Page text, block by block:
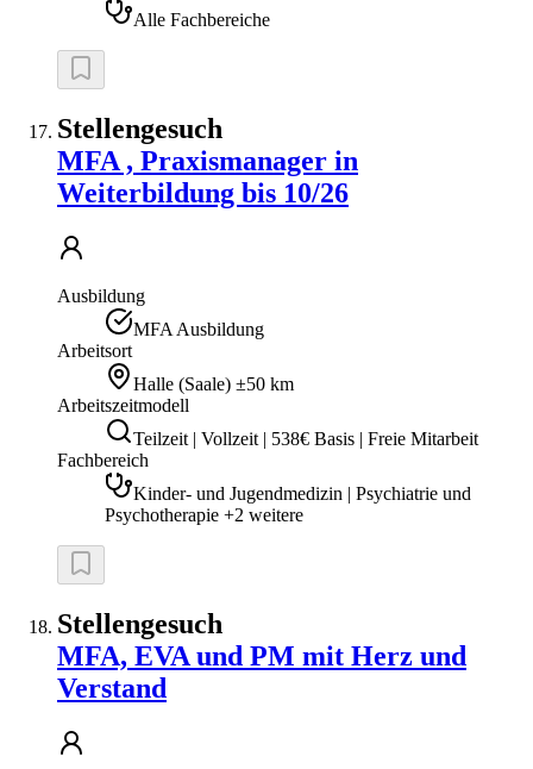
Alle Fachbereiche
Stellengesuch
MFA , Praxismanager in
Weiterbildung bis 10/26
Ausbildung
MFA Ausbildung
Arbeitsort
Halle (Saale) ±50 km
Arbeitszeitmodell
Teilzeit | Vollzeit | 538€ Basis | Freie Mitarbeit
Fachbereich
Kinder- und Jugendmedizin | Psychiatrie und
Psychotherapie +2 weitere
Stellengesuch
MFA, EVA und PM mit Herz und
Verstand